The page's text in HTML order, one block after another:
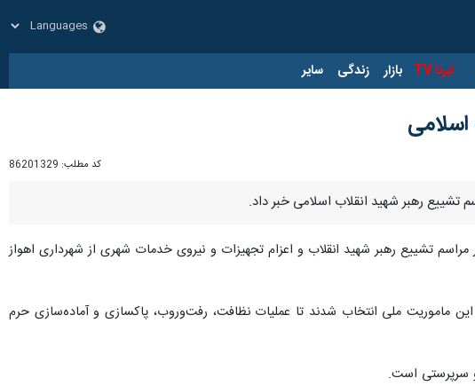
ایرنا TV بازار زندگی سایر
کد مطلب: 86201329
تشییع رهبر شهید انقلاب اسلامی خبر داد.
مراسم تشییع رهبر شهید انقلاب و اعزام تجهیزات و نیروی خدمات شهری از شهرداری اهواز
ماموریت ملی انتخاب شدند تا عملیات نظافت، رفت‌وروب، پاکسازی و آماده‌سازی حرم